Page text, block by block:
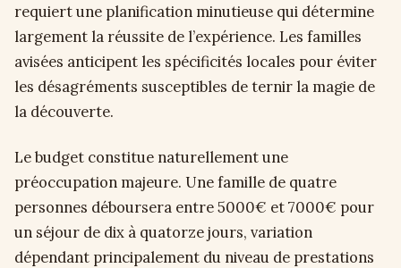
requiert une planification minutieuse qui détermine
largement la réussite de l’expérience. Les familles
avisées anticipent les spécificités locales pour éviter
les désagréments susceptibles de ternir la magie de
la découverte.
Le budget constitue naturellement une
préoccupation majeure. Une famille de quatre
personnes déboursera entre 5000€ et 7000€ pour
un séjour de dix à quatorze jours, variation
dépendant principalement du niveau de prestations